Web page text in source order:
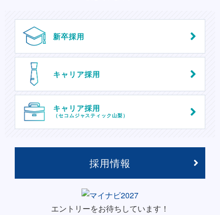
新卒採用
キャリア採用
キャリア採用
（セコムジャスティック山梨）
採用情報
エントリーをお待ちしています！